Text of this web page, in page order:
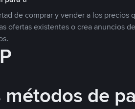
de comprar y vender a los precios
ofertas existentes o crea anuncios
de